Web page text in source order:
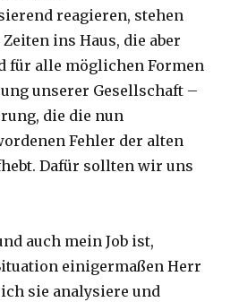
reagieren, stehen
ins Haus, die aber
für alle möglichen Formen
unserer Gesellschaft –
die die nun
Fehler der alten
Dafür sollten wir uns
auch mein Job ist,
einigermaßen Herr
sie analysiere und